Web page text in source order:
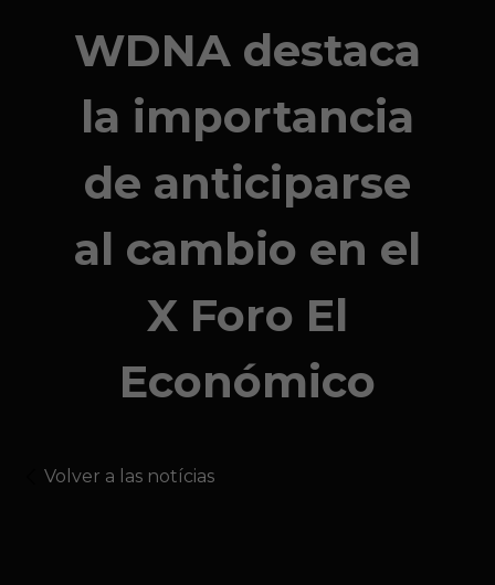
WDNA destaca
la importancia
de anticiparse
al cambio en el
X Foro El
Económico
Volver a las notícias